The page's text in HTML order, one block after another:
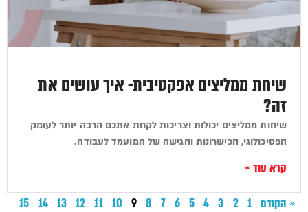
שיחת ממליצים אפקטיבית- איך עושים את
זה?
שיחות ממליצים יכולות וצריכות לקחת אתכם הרבה יותר לעומק
הפסיכולוגי, הכישרונות והגישה של המועמד לעבודה.
קרא עוד »
« הקודם 1
2
3
4
5
6
7
8
9
10
11
12
13
14
15